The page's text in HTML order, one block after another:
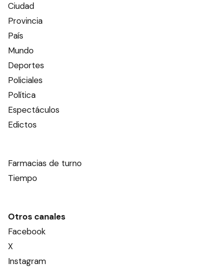
Ciudad
Provincia
País
Mundo
Deportes
Policiales
Política
Espectáculos
Edictos
Farmacias de turno
Tiempo
Otros canales
Facebook
X
Instagram